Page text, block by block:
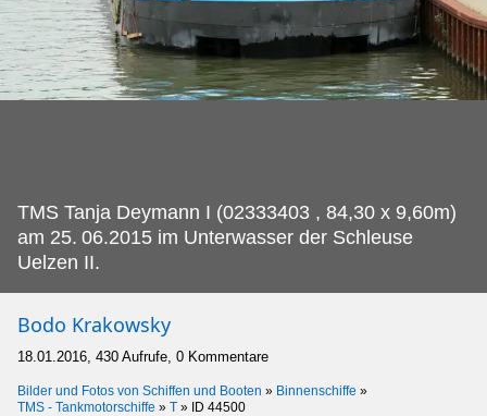
TMS Tanja Deymann I (02333403 , 84,30 x 9,60m)
am 25. 06.2015 im Unterwasser der Schleuse
Uelzen II.
Bodo Krakowsky
18.01.2016, 430 Aufrufe, 0 Kommentare
Bilder und Fotos von Schiffen und Booten » Binnenschiffe »
TMS - Tankmotorschiffe » T » ID 44500